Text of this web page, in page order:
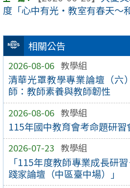
相關公告
2026-08-06 教學組
清華光罩教學專業論壇（六
師：教師素養與教師韌性
2026-08-06 教學組
115年國中教育會考命題研習
2026-07-23 教學組
「115年度教師專業成長研
踐家論壇（中區臺中場）」
度「心中有光・教室有春天～